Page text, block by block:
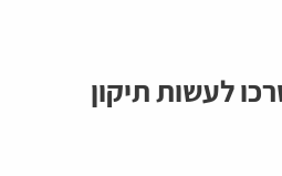
לעשות תיקון